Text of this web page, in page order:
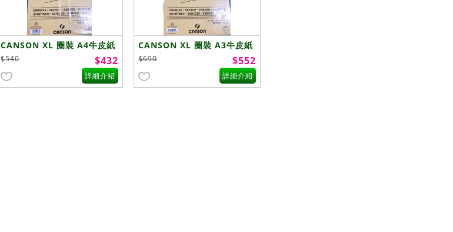
CANSON XL 圈裝 A4牛皮紙
無酸素描本 - 1
$540 $432
詳細介紹
CANSON XL 圈裝 A3牛皮紙
無酸素描本 -1
$690 $552
詳細介紹